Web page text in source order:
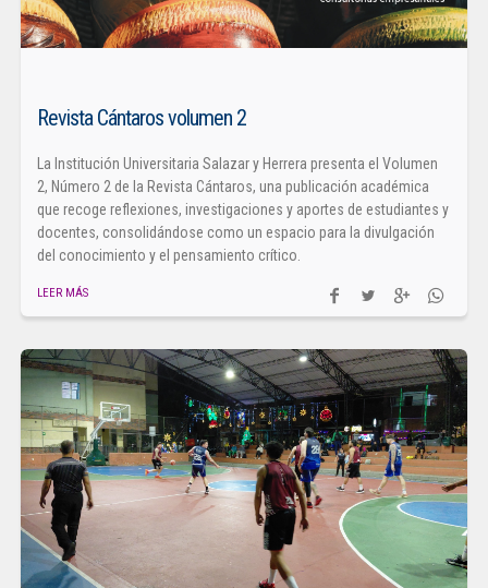
Revista Cántaros volumen 2
La Institución Universitaria Salazar y Herrera presenta el Volumen
2, Número 2 de la Revista Cántaros, una publicación académica
que recoge reflexiones, investigaciones y aportes de estudiantes y
docentes, consolidándose como un espacio para la divulgación
del conocimiento y el pensamiento crítico.
LEER MÁS